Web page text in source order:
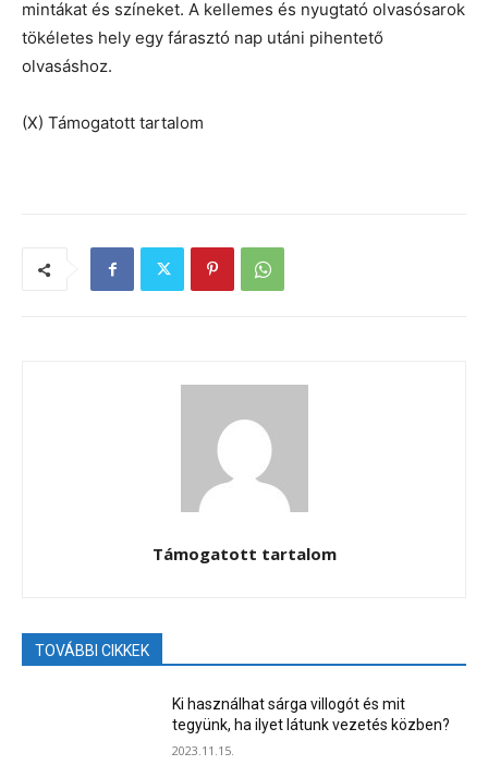
mintákat és színeket. A kellemes és nyugtató olvasósarok
tökéletes hely egy fárasztó nap utáni pihentető
olvasáshoz.
(X) Támogatott tartalom
Támogatott tartalom
TOVÁBBI CIKKEK
Ki használhat sárga villogót és mit
tegyünk, ha ilyet látunk vezetés közben?
2023.11.15.